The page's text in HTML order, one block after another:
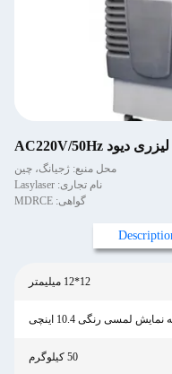
محل منبع: ژجیانگ، چین
نام تجاری: Lasylaser
گواهی: MDRCE
12*12 میلیمتر
لمسی رنگی 10.4 اینچی
50 کیلوگرم